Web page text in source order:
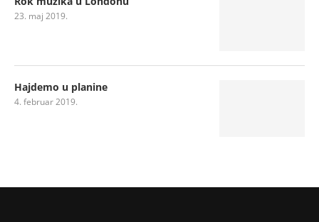
23. maj 2019.
Hajdemo u planine
4. februar 2019.